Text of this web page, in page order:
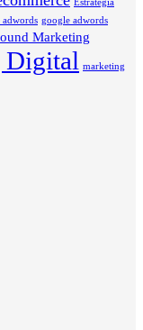
adwords google adwords
Marketing
Digital marketing